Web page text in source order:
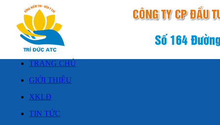
TRANG CHỦ
GIỚI THIỆU
XKLĐ
TIN TỨC